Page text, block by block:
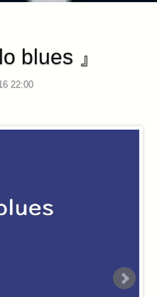
blues 』
22:00